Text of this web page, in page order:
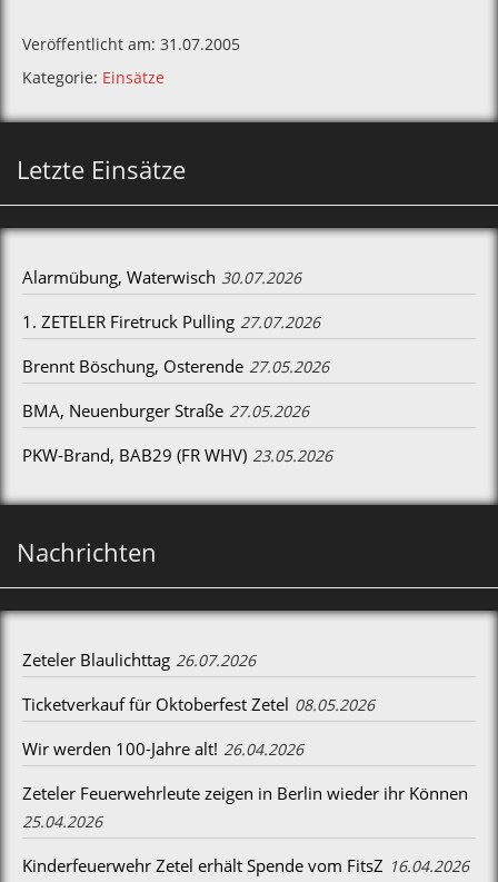
Veröffentlicht am: 31.07.2005
Kategorie: Einsätze
Letzte Einsätze
Alarmübung, Waterwisch 30.07.2026
1. ZETELER Firetruck Pulling 27.07.2026
Brennt Böschung, Osterende 27.05.2026
BMA, Neuenburger Straße 27.05.2026
PKW-Brand, BAB29 (FR WHV) 23.05.2026
Nachrichten
Zeteler Blaulichttag 26.07.2026
Ticketverkauf für Oktoberfest Zetel 08.05.2026
Wir werden 100-Jahre alt! 26.04.2026
Zeteler Feuerwehrleute zeigen in Berlin wieder ihr Können
25.04.2026
Kinderfeuerwehr Zetel erhält Spende vom FitsZ 16.04.2026